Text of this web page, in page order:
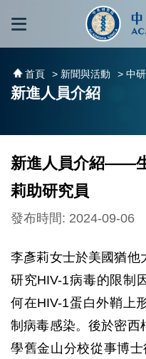
跳到主要內容區塊
首頁 > 新聞與活動 > 中
新進人員介紹
新進人員介紹——
莉助研究員
發布時間: 2024-09-06
李彥莉女士於美國猶他
研究HIV-1病毒的限制
何在HIV-1蛋白外鞘上
制病毒感染。後於密西
學舊金山分校從事博